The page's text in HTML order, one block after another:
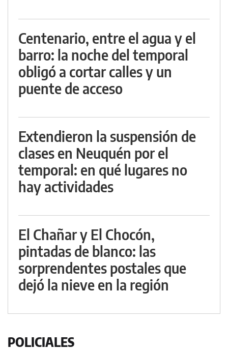
Centenario, entre el agua y el
barro: la noche del temporal
obligó a cortar calles y un
puente de acceso
Extendieron la suspensión de
clases en Neuquén por el
temporal: en qué lugares no
hay actividades
El Chañar y El Chocón,
pintadas de blanco: las
sorprendentes postales que
dejó la nieve en la región
POLICIALES